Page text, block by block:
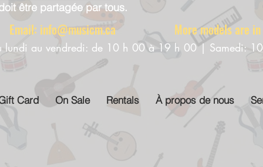
être partagée par tous.
Email: info@musicm.ca More models are in
lundi au vendredi: de 10 h 00 à 19 h 00 | Samedi:
Card On Sale Rentals À propos de nous